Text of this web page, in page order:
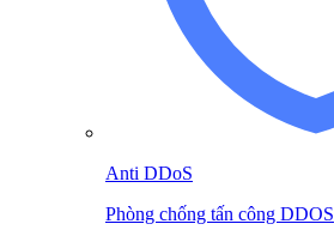
Anti DDoS
Phòng chống tấn công DDOS